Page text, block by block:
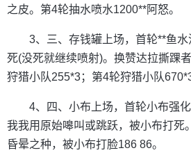
之皮。第4轮抽水喷水1200**阿怒。
3、三、存钱罐上场，首轮**鱼
死(没死就继续喷射)。换赞达拉撕踝
狩猎小队255*3；第4轮狩猎小队
4、四、小布上场，首轮小布强
我我用原始嗥叫或跳跃，被小布打死
昏晕之种，被小布打脸186 86。